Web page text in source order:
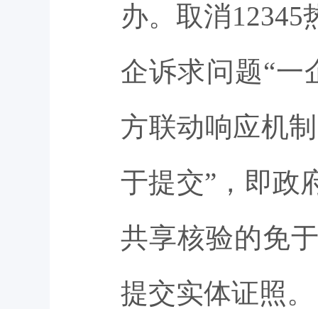
办。取消
企诉求问题“一
方联动响应机
于提交”，即政
共享核验的免
提交实体证照。